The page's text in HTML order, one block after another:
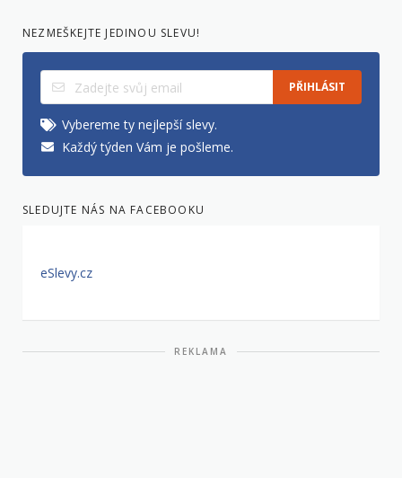
NEZMEŠKEJTE JEDINOU SLEVU!
PŘIHLÁSIT
Vybereme ty nejlepší slevy.
Každý týden Vám je pošleme.
SLEDUJTE NÁS NA FACEBOOKU
eSlevy.cz
REKLAMA